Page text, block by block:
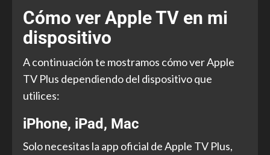
Cómo ver Apple TV en mi
dispositivo
A continuación te mostramos cómo ver Apple
TV Plus dependiendo del dispositivo que
utilices:
iPhone, iPad, Mac
Solo necesitas la app oficial de Apple TV Plus,